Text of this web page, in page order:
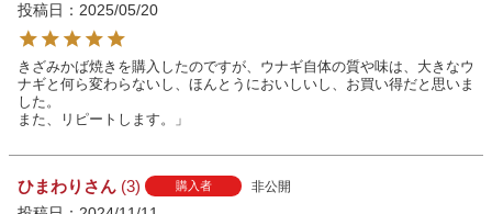
投稿日 2025/05/20
きざみかば焼きを購入したのですが、ウナギ自体の質や味は、大きなウ
ナギと何ら変わらないし、ほんとうにおいしいし、お買い得だと思いま
した。
また、リピートします。」
ひまわり 3 購入者 非公開